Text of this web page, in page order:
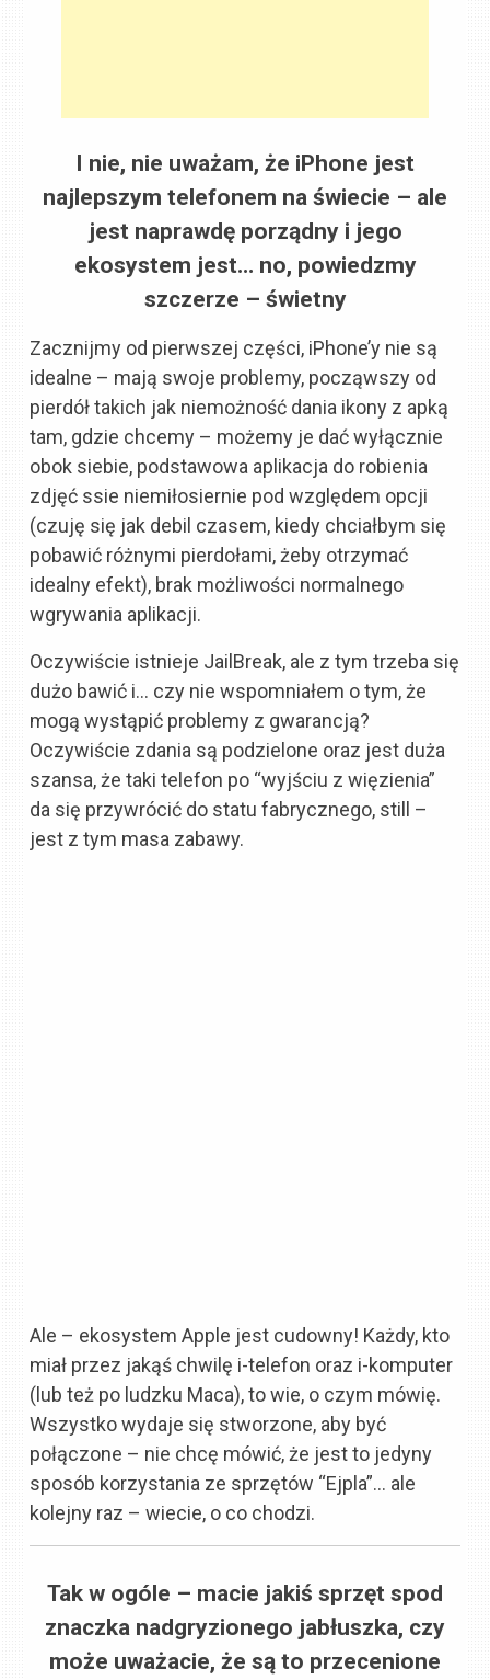
I nie, nie uważam, że iPhone jest
najlepszym telefonem na świecie – ale
jest naprawdę porządny i jego
ekosystem jest… no, powiedzmy
szczerze – świetny
Zacznijmy od pierwszej części, iPhone’y nie są
idealne – mają swoje problemy, począwszy od
pierdół takich jak niemożność dania ikony z apką
tam, gdzie chcemy – możemy je dać wyłącznie
obok siebie, podstawowa aplikacja do robienia
zdjęć ssie niemiłosiernie pod względem opcji
(czuję się jak debil czasem, kiedy chciałbym się
pobawić różnymi pierdołami, żeby otrzymać
idealny efekt), brak możliwości normalnego
wgrywania aplikacji.
Oczywiście istnieje JailBreak, ale z tym trzeba się
dużo bawić i… czy nie wspomniałem o tym, że
mogą wystąpić problemy z gwarancją?
Oczywiście zdania są podzielone oraz jest duża
szansa, że taki telefon po “wyjściu z więzienia”
da się przywrócić do statu fabrycznego, still –
jest z tym masa zabawy.
Ale – ekosystem Apple jest cudowny! Każdy, kto
miał przez jakąś chwilę i-telefon oraz i-komputer
(lub też po ludzku Maca), to wie, o czym mówię.
Wszystko wydaje się stworzone, aby być
połączone – nie chcę mówić, że jest to jedyny
sposób korzystania ze sprzętów “Ejpla”… ale
kolejny raz – wiecie, o co chodzi.
Tak w ogóle – macie jakiś sprzęt spod
znaczka nadgryzionego jabłuszka, czy
może uważacie, że są to przecenione